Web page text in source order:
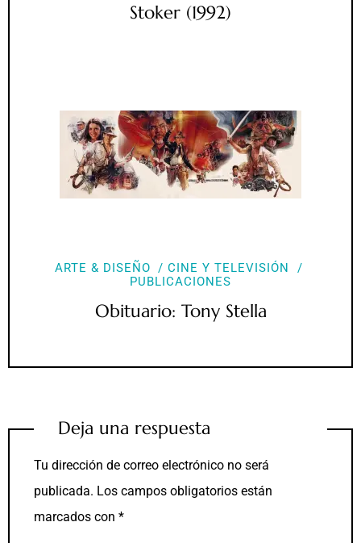
Stoker (1992)
ARTE & DISEÑO
CINE Y TELEVISIÓN
PUBLICACIONES
Obituario: Tony Stella
Deja una respuesta
Tu dirección de correo electrónico no será
publicada. Los campos obligatorios están
marcados con *